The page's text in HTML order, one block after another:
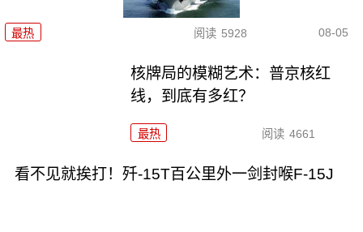
最热 阅读 5928 08-05
核牌局的模糊艺术：普京核红
线，到底有多红？
最热 阅读 4661
看不见就挨打！歼-15T百公里外一剑封喉F-15J